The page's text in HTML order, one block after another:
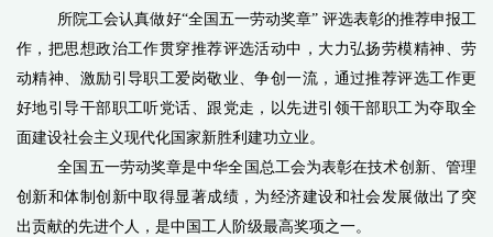
所院工会认真做好“全国五一劳动奖章” 评选表彰的推荐申报工
作，把思想政治工作贯穿推荐评选活动中，大力弘扬劳模精神、劳
动精神、激励引导职工爱岗敬业、争创一流，通过推荐评选工作更
好地引导干部职工听党话、跟党走，以先进引领干部职工为夺取全
面建设社会主义现代化国家新胜利建功立业。
全国五一劳动奖章是中华全国总工会为表彰在技术创新、管理
创新和体制创新中取得显著成绩，为经济建设和社会发展做出了突
出贡献的先进个人，是中国工人阶级最高奖项之一。